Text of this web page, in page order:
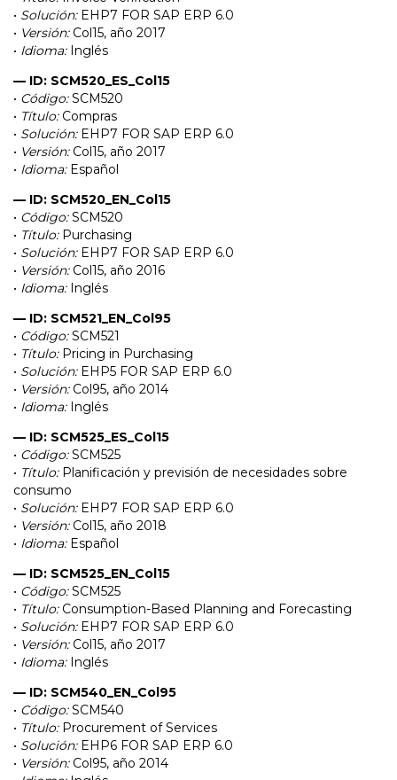
• Solución:EHP7 FOR SAP ERP 6.0
• Versión:Col15, año 2017
• Idioma:Inglés
— ID: SCM520_ES_Col15
• Código:SCM520
• Título:Compras
• Solución:EHP7 FOR SAP ERP 6.0
• Versión:Col15, año 2017
• Idioma:Español
— ID: SCM520_EN_Col15
• Código:SCM520
• Título:Purchasing
• Solución:EHP7 FOR SAP ERP 6.0
• Versión:Col15, año 2016
• Idioma:Inglés
— ID: SCM521_EN_Col95
• Código:SCM521
• Título:Pricing in Purchasing
• Solución:EHP5 FOR SAP ERP 6.0
• Versión:Col95, año 2014
• Idioma:Inglés
— ID: SCM525_ES_Col15
• Código:SCM525
• Título:Planificación y previsión de necesidades sobre
consumo
• Solución:EHP7 FOR SAP ERP 6.0
• Versión:Col15, año 2018
• Idioma:Español
— ID: SCM525_EN_Col15
• Código:SCM525
• Título:Consumption-Based Planning and Forecasting
• Solución:EHP7 FOR SAP ERP 6.0
• Versión:Col15, año 2017
• Idioma:Inglés
— ID: SCM540_EN_Col95
• Código:SCM540
• Título:Procurement of Services
• Solución:EHP6 FOR SAP ERP 6.0
• Versión:Col95, año 2014